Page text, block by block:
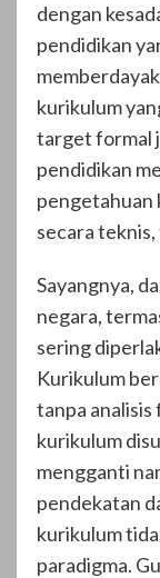
dengan
pendidikan
kurikulum
target formal
pendidikan
pengetahuan
secara
Sayangnya,
negara,
sering
Kurikulum
tanpa analisis
kurikulum
mengganti
pendekatan
kurikulum
paradigma.